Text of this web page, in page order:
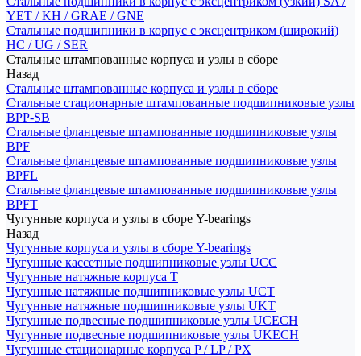
YET / KH / GRAE / GNE
Стальные подшипники в корпус с эксцентриком (широкий)
HC / UG / SER
Стальные штампованные корпуса и узлы в сборе
Назад
Стальные штампованные корпуса и узлы в сборе
Стальные стационарные штампованные подшипниковые узлы
BPP-SB
Стальные фланцевые штампованные подшипниковые узлы
BPF
Стальные фланцевые штампованные подшипниковые узлы
BPFL
Стальные фланцевые штампованные подшипниковые узлы
BPFT
Чугунные корпуса и узлы в сборе Y-bearings
Назад
Чугунные корпуса и узлы в сборе Y-bearings
Чугунные кассетные подшипниковые узлы UCC
Чугунные натяжные корпуса T
Чугунные натяжные подшипниковые узлы UCT
Чугунные натяжные подшипниковые узлы UKT
Чугунные подвесные подшипниковые узлы UCECH
Чугунные подвесные подшипниковые узлы UKECH
Чугунные стационарные корпуса P / LP / PX